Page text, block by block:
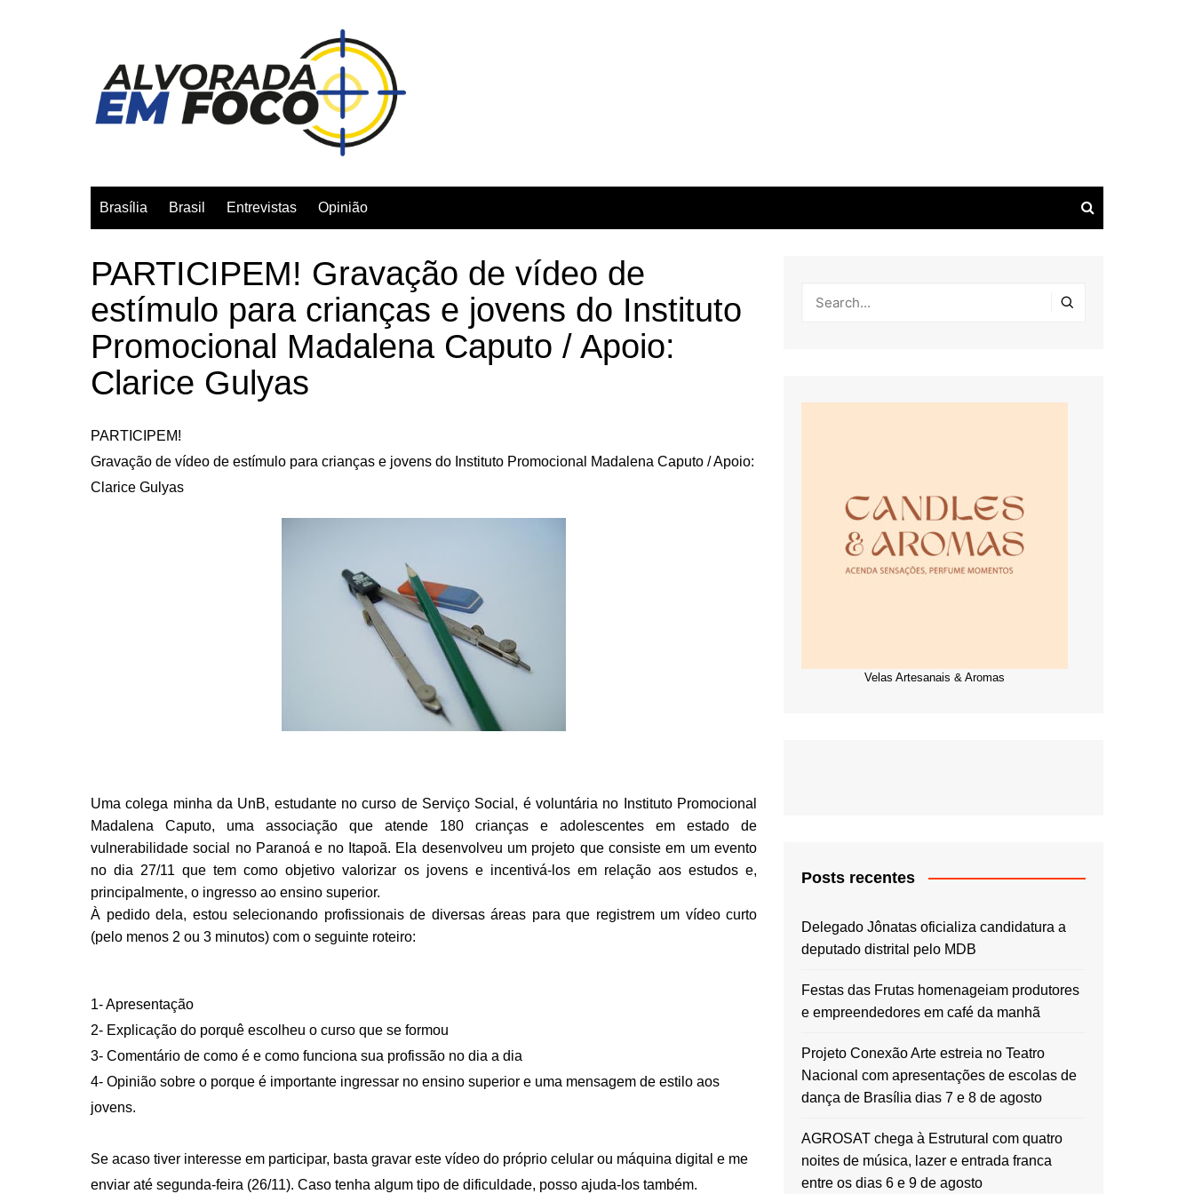
Brasília Brasil Entrevistas Opinião
PARTICIPEM! Gravação de vídeo de
estímulo para crianças e jovens do Instituto
Promocional Madalena Caputo / Apoio:
Clarice Gulyas
PARTICIPEM!
Gravação de vídeo de estímulo para crianças e jovens do Instituto Promocional Madalena Caputo / Apoio:
Clarice Gulyas
Uma colega minha da UnB, estudante no curso de Serviço Social, é voluntária no Instituto Promocional
Madalena Caputo, uma associação que atende 180 crianças e adolescentes em estado de
vulnerabilidade social no Paranoá e no Itapoã. Ela desenvolveu um projeto que consiste em um evento
no dia 27/11 que tem como objetivo valorizar os jovens e incentivá-los em relação aos estudos e,
principalmente, o ingresso ao ensino superior.
À pedido dela, estou selecionando profissionais de diversas áreas para que registrem um vídeo curto
(pelo menos 2 ou 3 minutos) com o seguinte roteiro:
1- Apresentação
2- Explicação do porquê escolheu o curso que se formou
3- Comentário de como é e como funciona sua profissão no dia a dia
4- Opinião sobre o porque é importante ingressar no ensino superior e uma mensagem de estilo aos
jovens.
Se acaso tiver interesse em participar, basta gravar este vídeo do próprio celular ou máquina digital e me
enviar até segunda-feira (26/11). Caso tenha algum tipo de dificuldade, posso ajuda-los também.
Velas Artesanais & Aromas
Posts recentes
Delegado Jônatas oficializa candidatura a
deputado distrital pelo MDB
Festas das Frutas homenageiam produtores
e empreendedores em café da manhã
Projeto Conexão Arte estreia no Teatro
Nacional com apresentações de escolas de
dança de Brasília dias 7 e 8 de agosto
AGROSAT chega à Estrutural com quatro
noites de música, lazer e entrada franca
entre os dias 6 e 9 de agosto